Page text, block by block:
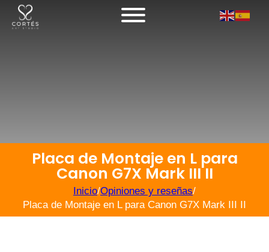
Placa de Montaje en L para
Canon G7X Mark III II
Inicio/Opiniones y reseñas/
Placa de Montaje en L para Canon G7X Mark III II